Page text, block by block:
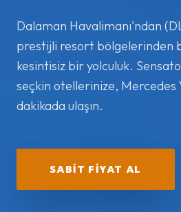
Dalaman Havalimanı'ndan
prestijli resort bölgelerinden
kesintisiz bir yolculuk.
seçkin otellerinize,
dakikada ulaşın.
SABIT FIYAT AL